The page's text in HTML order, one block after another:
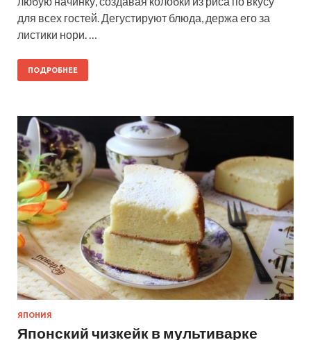
для всех гостей. Дегустируют блюда, держа его за
листики нори. …
ПОДРОБНЕЕ
ЯПОНИЯ
Японский чизкейк в мультиварке